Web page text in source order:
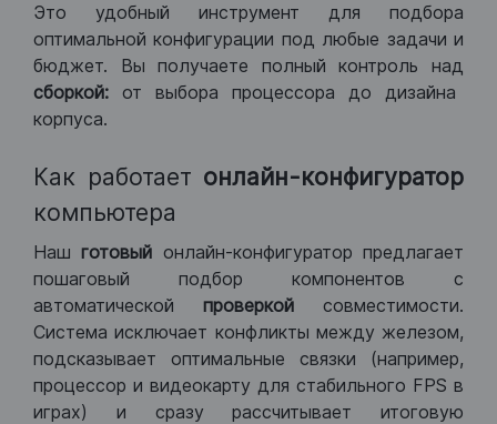
Это удобный инструмент для подбора
оптимальной конфигурации под любые задачи и
бюджет. Вы получаете полный контроль над
сборкой: от выбора процессора до дизайна
корпуса.
Как работает онлайн-конфигуратор
компьютера
Нашготовый онлайн-конфигуратор предлагает
пошаговый подбор компонентов с
автоматической проверкой совместимости.
Система исключает конфликты между железом,
подсказывает оптимальные связки (например,
процессор и видеокарту для стабильного FPS в
играх) и сразу рассчитывает итоговую